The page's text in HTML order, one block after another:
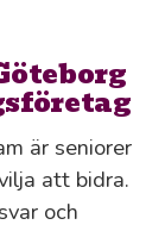
är seniorer
att bidra.
och